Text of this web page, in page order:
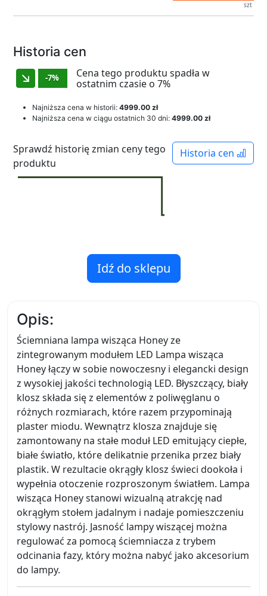
szt
Historia cen
-7%
Cena tego produktu spadła w
ostatnim czasie o 7%
Najniższa cena w historii: 4999.00 zł
Najniższa cena w ciągu ostatnich 30 dni: 4999.00 zł
Historia cen
Sprawdź historię zmian ceny tego
produktu
Idź do sklepu
Opis:
Ściemniana lampa wisząca Honey ze
zintegrowanym modułem LED Lampa wisząca
Honey łączy w sobie nowoczesny i elegancki design
z wysokiej jakości technologią LED. Błyszczący, biały
klosz składa się z elementów z poliwęglanu o
różnych rozmiarach, które razem przypominają
plaster miodu. Wewnątrz klosza znajduje się
zamontowany na stałe moduł LED emitujący ciepłe,
białe światło, które delikatnie przenika przez biały
plastik. W rezultacie okrągły klosz świeci dookoła i
wypełnia otoczenie rozproszonym światłem. Lampa
wisząca Honey stanowi wizualną atrakcję nad
okrągłym stołem jadalnym i nadaje pomieszczeniu
stylowy nastrój. Jasność lampy wiszącej można
regulować za pomocą ściemniacza z trybem
odcinania fazy, który można nabyć jako akcesorium
do lampy.